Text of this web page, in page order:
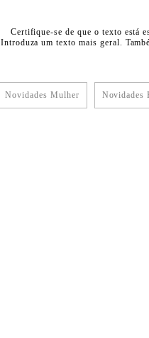
Certifique-se de que o texto está
Introduza um texto mais geral.
Novidades Mulher Novidades